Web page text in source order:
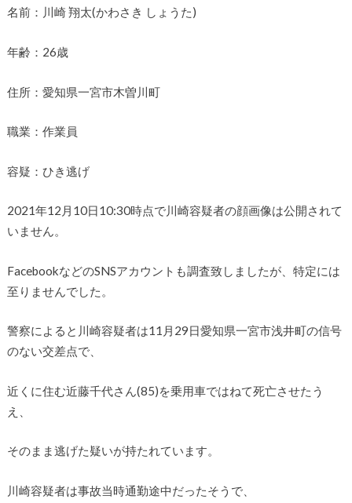
名前：川崎 翔太(かわさき しょうた)
年齢：26歳
住所：愛知県一宮市木曽川町
職業：作業員
容疑：ひき逃げ
2021年12月10日10:30時点で川崎容疑者の顔画像は公開されて
いません。
FacebookなどのSNSアカウントも調査致しましたが、特定には
至りませんでした。
警察によると川崎容疑者は11月29日愛知県一宮市浅井町の信号
のない交差点で、
近くに住む近藤千代さん(85)を乗用車ではねて死亡させたう
え、
そのまま逃げた疑いが持たれています。
川崎容疑者は事故当時通勤途中だったそうで、